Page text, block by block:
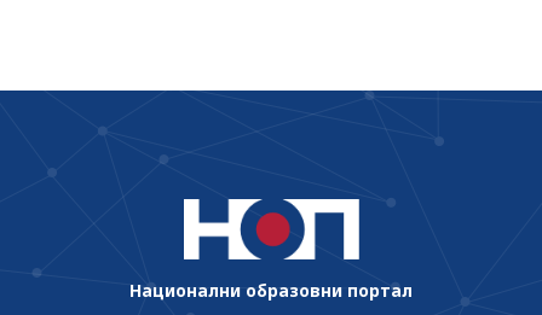
Национални образовни портал